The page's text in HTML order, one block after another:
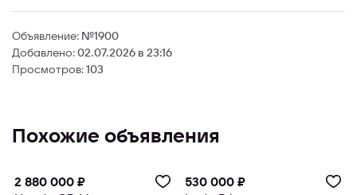
Объявление: №1900
Добавлено: 02.07.2026 в 23:16
Просмотров: 103
Похожие объявления
Продвинуто
2 880 000 ₽ Продвинуто
530 000 ₽